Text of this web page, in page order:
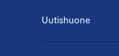
Uutishuone